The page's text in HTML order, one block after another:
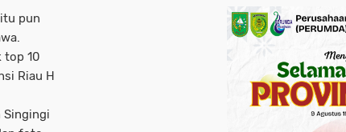
pun
top 10
Riau H
Singingi